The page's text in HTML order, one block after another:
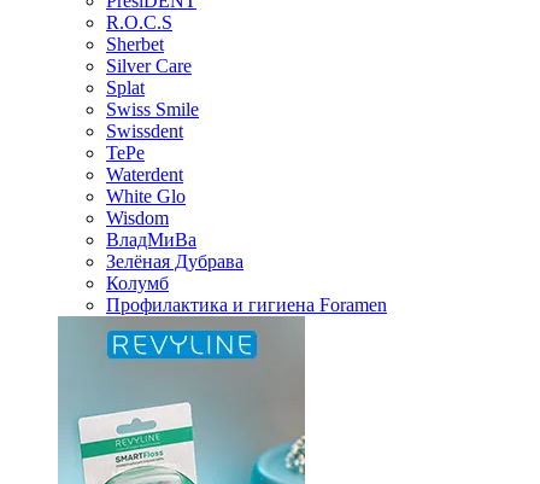
R.O.C.S
Sherbet
Silver Care
Splat
Swiss Smile
Swissdent
TePe
Waterdent
White Glo
Wisdom
ВладМиВа
Зелёная Дубрава
Колумб
Профилактика и гигиена Foramen